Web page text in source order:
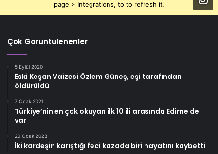
page > Integrations, to to refresh it.
Çok Görüntülenenler
5 Eylül 2020
Eski Keşan Vaizesi Özlem Güneş, eşi tarafından
öldürüldü
7 Ocak 2021
Türkiye’nin en çok okuyan ilk 10 ili arasında Edirne de
var
20 Ocak 2023
İki kardeşin karıştığı feci kazada biri hayatını kaybetti